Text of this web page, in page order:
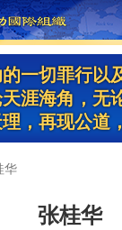
一切罪行以
涯海角，无
，再现公道
华
张桂华